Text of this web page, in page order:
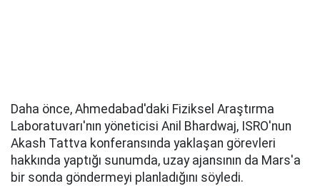
Daha önce, Ahmedabad'daki Fiziksel Araştırma
Laboratuvarı'nın yöneticisi Anil Bhardwaj, ISRO'nun
Akash Tattva konferansında yaklaşan görevleri
hakkında yaptığı sunumda, uzay ajansının da Mars'a
bir sonda göndermeyi planladığını söyledi.